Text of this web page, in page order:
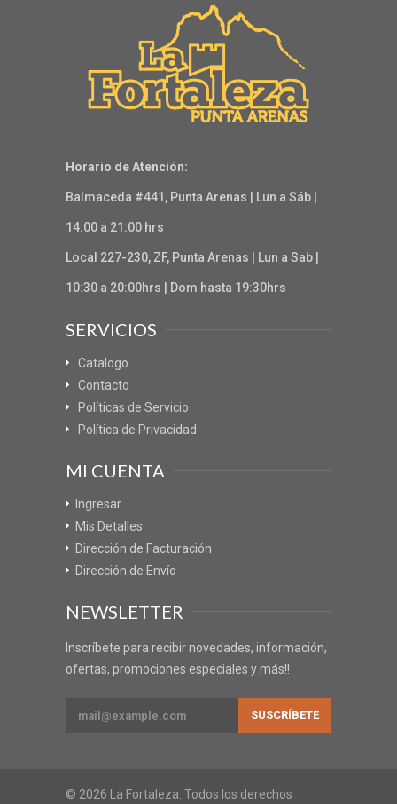
Horario de Atención:
Balmaceda #441, Punta Arenas | Lun a Sáb |
14:00 a 21:00 hrs
Local 227-230, ZF, Punta Arenas | Lun a Sab |
10:30 a 20:00hrs | Dom hasta 19:30hrs
SERVICIOS
Catalogo
Contacto
Políticas de Servicio
Política de Privacidad
MI CUENTA
Ingresar
Mis Detalles
Dirección de Facturación
Dirección de Envío
NEWSLETTER
Inscríbete para recibir novedades, información,
ofertas, promociones especiales y más!!
© 2026 La Fortaleza. Todos los derechos